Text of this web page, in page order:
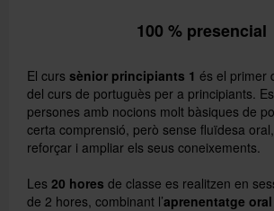
100 % presencial
El curs sènior principiants 1 és el primer
del curs de portuguès per a principiants.
persones amb nocions molt bàsiques de
certa comprensió, però sense fluïdesa
reforçar i ampliar els seus coneixements.
Les 20 hores de classe es realitzen en
de 2 hores, combinant l’aprenentatge